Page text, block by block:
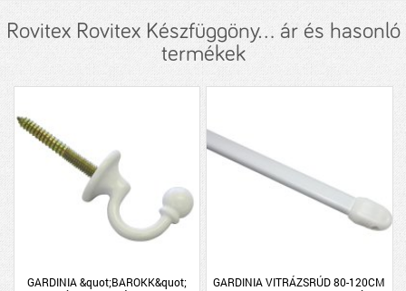
Rovitex Rovitex Készfüggöny... ár és hasonló
termékek
GARDINIA &quot;BAROKK&quot;
GARDINIA VITRÁZSRÚD 80-120CM